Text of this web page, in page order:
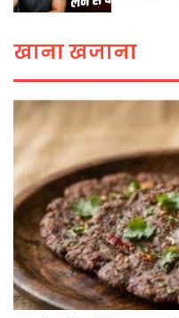
खाना खजाना